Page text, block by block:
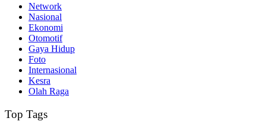
Network
Nasional
Ekonomi
Otomotif
Gaya Hidup
Foto
Internasional
Kesra
Olah Raga
Top Tags